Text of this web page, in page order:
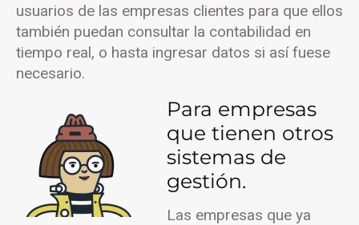
usuarios de las empresas clientes para que ellos
también puedan consultar la contabilidad en
tiempo real, o hasta ingresar datos si así fuese
necesario.
Para empresas
que tienen otros
sistemas de
gestión.
Las empresas que ya